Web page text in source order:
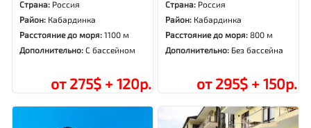
Страна: Россия
Район: Кабардинка
Расстояние до моря:1100 м
Дополнительно:С бассейном
от 275$ + 120р.
Страна: Россия
Район: Кабардинка
Расстояние до моря:800 м
Дополнительно: Без бассейна
от 295$ + 150р.